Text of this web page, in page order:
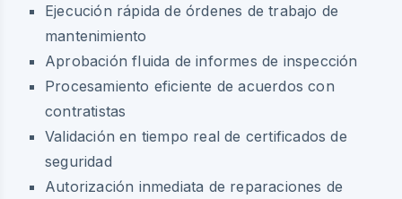
Ejecución rápida de órdenes de trabajo de
mantenimiento
Aprobación fluida de informes de inspección
Procesamiento eficiente de acuerdos con
contratistas
Validación en tiempo real de certificados de
seguridad
Autorización inmediata de reparaciones de